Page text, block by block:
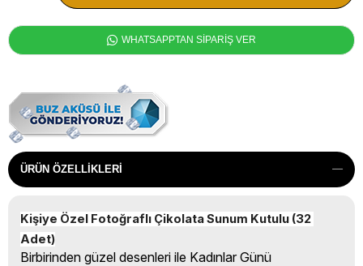
WHATSAPPTAN SİPARİŞ VER
ÜRÜN ÖZELLIKLERI
Kişiye Özel Fotoğraflı Çikolata Sunum Kutulu (32
Adet)
Birbirinden güzel desenleri ile Kadınlar Günü